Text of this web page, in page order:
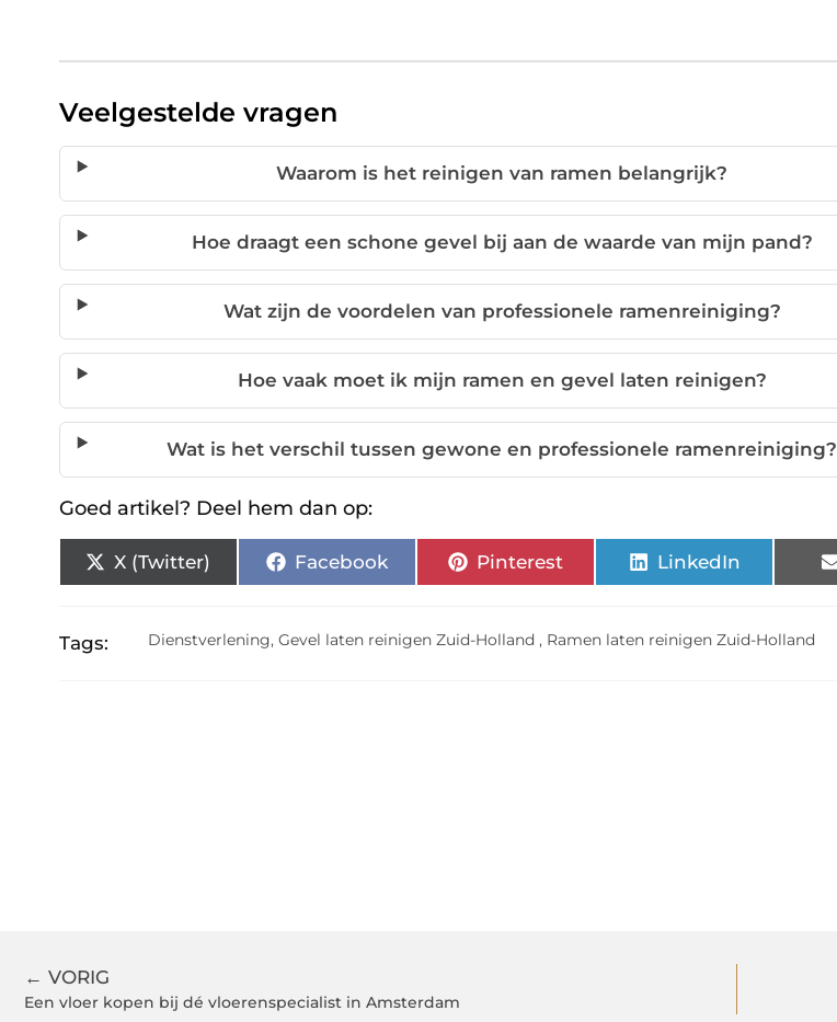
Veelgestelde vragen
Waarom is het reinigen van ramen belangrijk?
Hoe draagt een schone gevel bij aan de waarde van mijn pand?
Wat zijn de voordelen van professionele ramenreiniging?
Hoe vaak moet ik mijn ramen en gevel laten reinigen?
Wat is het verschil tussen gewone en professionele ramenreiniging?
Goed artikel? Deel hem dan op:
X (Twitter) Facebook Pinterest LinkedIn
Tags: Dienstverlening,Gevel laten reinigen Zuid-Holland , Ramen laten reinigen Zuid-Holland
← VORIG
Een vloer kopen bij dé vloerenspecialist in Amsterdam